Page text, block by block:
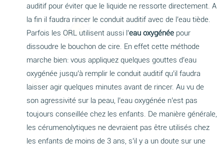
auditif pour éviter que le liquide ne ressorte directement. A
la fin il faudra rincer le conduit auditif avec de l’eau tiède.
Parfois les ORL utilisent aussi l’eau oxygénée pour
dissoudre le bouchon de cire. En effet cette méthode
marche bien: vous appliquez quelques gouttes d’eau
oxygénée jusqu’à remplir le conduit auditif qu’il faudra
laisser agir quelques minutes avant de rincer. Au vu de
son agressivité sur la peau, l’eau oxygénée n’est pas
toujours conseillée chez les enfants. De manière générale,
les cérumenolytiques ne devraient pas être utilisés chez
les enfants de moins de 3 ans, s’il y a un doute sur une